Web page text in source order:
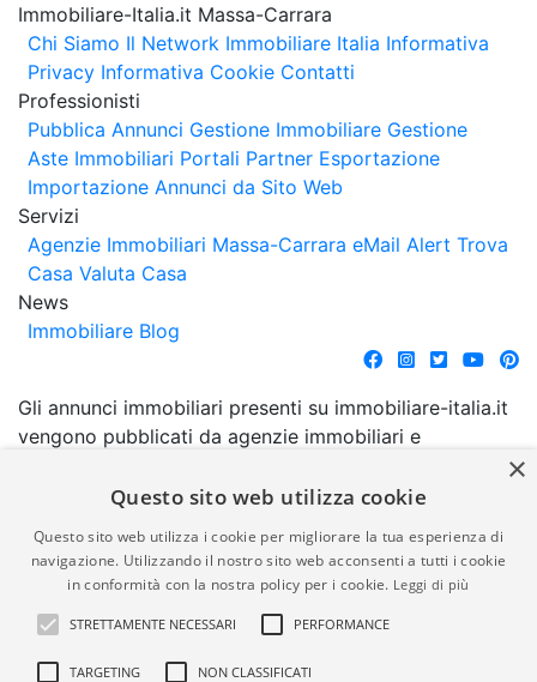
Immobiliare-Italia.it Massa-Carrara
Chi Siamo Il Network Immobiliare Italia Informativa
Privacy Informativa Cookie Contatti
Professionisti
Pubblica Annunci Gestione Immobiliare Gestione
Aste Immobiliari Portali Partner Esportazione
Importazione Annunci da Sito Web
Servizi
Agenzie Immobiliari Massa-Carrara eMail Alert Trova
Casa Valuta Casa
News
Immobiliare Blog
Gli annunci immobiliari presenti su immobiliare-italia.it
vengono pubblicati da agenzie immobiliari e
comporta l'approvazione o l'avallo da parte di
garanzia da parte di quest'ultima. immobiliare-italia.it
quindi non è responsabile della veridicità, della
correttezza, della completezza, della normativa in
materia di privacy e/o di alcun altro aspetto dei
suddetti annunci.
×
Questo sito web utilizza cookie
Questo sito web utilizza i cookie per migliorare la tua esperienza di
navigazione. Utilizzando il nostro sito web acconsenti a tutti i cookie
in conformità con la nostra policy per i cookie. Leggi di più
STRETTAMENTE NECESSARI PERFORMANCE
TARGETING NON CLASSIFICATI